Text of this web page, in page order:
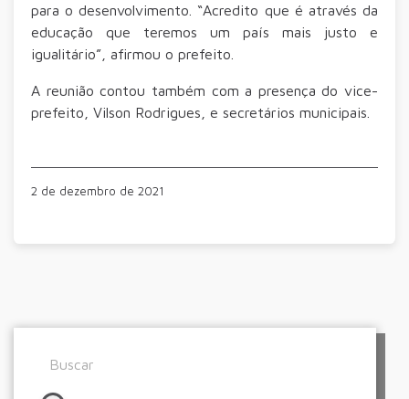
para o desenvolvimento. “Acredito que é através da
educação que teremos um país mais justo e
igualitário”, afirmou o prefeito.
A reunião contou também com a presença do vice-
prefeito, Vilson Rodrigues, e secretários municipais.
2 de dezembro de 2021